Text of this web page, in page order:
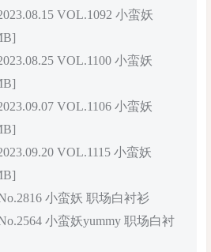
VOL.1092 小蛮妖
VOL.1100 小蛮妖
VOL.1106 小蛮妖
VOL.1115 小蛮妖
小蛮妖 职场白衬衫
小蛮妖yummy 职场白衬